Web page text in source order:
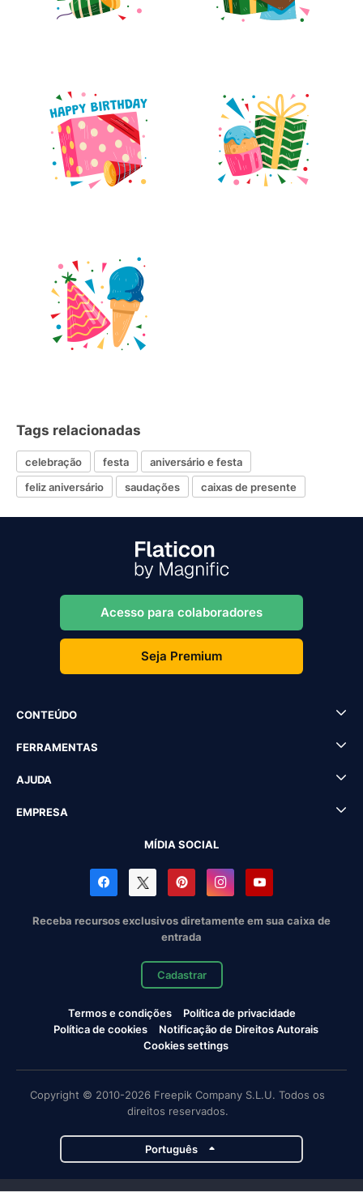
Tags relacionadas
celebração festa
aniversário e festa
feliz aniversário
saudações caixas de presente
Acesso para colaboradores
Seja Premium
CONTEÚDO
FERRAMENTAS
AJUDA
EMPRESA
MÍDIA SOCIAL
Receba recursos exclusivos diretamente em sua caixa de
entrada
Cadastrar
Termos e condições
Política de privacidade
Política de cookies
Notificação de Direitos Autorais
Cookies settings
Copyright © 2010-2026 Freepik Company S.L.U. Todos os
direitos reservados.
Português